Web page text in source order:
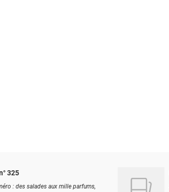
325
: des salades aux mille parfums,